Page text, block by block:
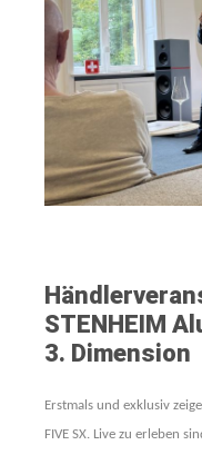
STENHEIM
3. Dimension
Erstmals und exklusiv
FIVE SX. Live zu erleben